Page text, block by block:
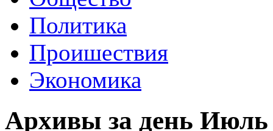
Политика
Проишествия
Экономика
Архивы за день Июль